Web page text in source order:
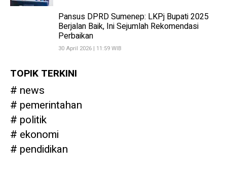
Pansus DPRD Sumenep: LKPj Bupati 2025
Berjalan Baik, Ini Sejumlah Rekomendasi
Perbaikan
30 April 2026 | 11:59 WIB
TOPIK TERKINI
news
pemerintahan
politik
ekonomi
pendidikan